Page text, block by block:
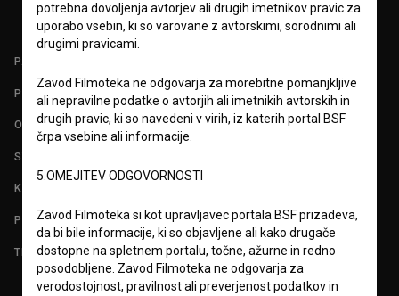
PARTNERJI
POGOJI UPORABE
O PROJEKTU
STATISTIKA
KONTAKT
POGOSTA VPRAŠANJA
TEST FUNKCIONALNOSTI
potrebna dovoljenja avtorjev ali drugih imetnikov pravic za
uporabo vsebin, ki so varovane z avtorskimi, sorodnimi ali
drugimi pravicami.
Zavod Filmoteka ne odgovarja za morebitne pomanjkljive
ali nepravilne podatke o avtorjih ali imetnikih avtorskih in
drugih pravic, ki so navedeni v virih, iz katerih portal BSF
črpa vsebine ali informacije.
5.OMEJITEV ODGOVORNOSTI
Zavod Filmoteka si kot upravljavec portala BSF prizadeva,
da bi bile informacije, ki so objavljene ali kako drugače
dostopne na spletnem portalu, točne, ažurne in redno
posodobljene. Zavod Filmoteka ne odgovarja za
verodostojnost, pravilnost ali preverjenost podatkov in